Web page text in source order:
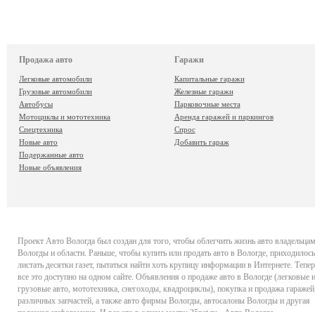
Продажа авто
Легковые автомобили
Грузовые автомобили
Автобусы
Мотоциклы и мототехника
Спецтехника
Новые авто
Подержанные авто
Новые объявления
Гаражи
Капитальные гаражи
Железные гаражи
Парковочные места
Аренда гаражей и паркингов
Спрос
Добавить гараж
Проект Авто Вологда был создан для того, чтобы облегчить жизнь авто владельцам
Вологды и области. Раньше, чтобы купить или продать авто в Вологде, приходилось
листать десятки газет, пытаться найти хоть крупицу информации в Интернете.
все это доступно на одном сайте. Объявления о продаже авто в Вологде (легковые и
грузовые авто, мототехника, снегоходы, квадроциклы), покупка и продажа
различных запчастей, а также авто фирмы Вологды, автосалоны Вологды и другая